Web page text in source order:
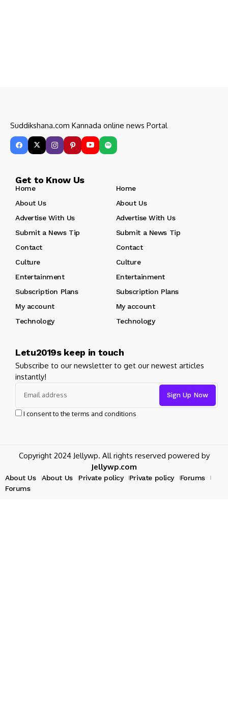
Suddikshana.com Kannada online news Portal
Get to Know Us
Home
Home
About Us
About Us
Advertise With Us
Advertise With Us
Submit a News Tip
Submit a News Tip
Contact
Contact
Culture
Culture
Entertainment
Entertainment
Subscription Plans
Subscription Plans
My account
My account
Technology
Technology
Letu2019s keep in touch
Subscribe to our newsletter to get our newest articles
instantly!
I consent to the terms and conditions
Copyright 2024 Jellywp. All rights reserved powered by
Jellywp.com
About Us About Us Private policy Private policy
Forums
Forums